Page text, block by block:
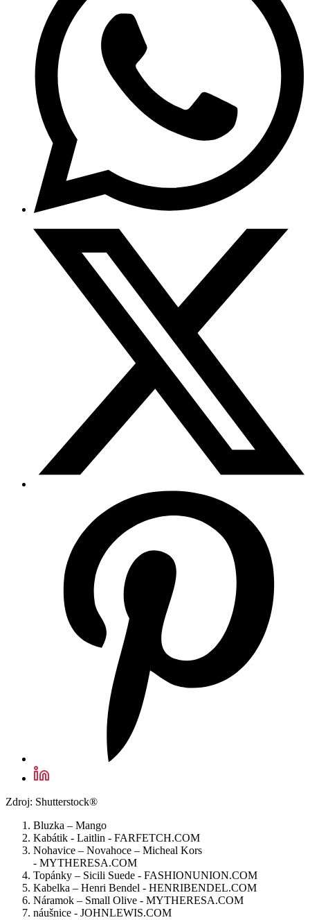
Zdroj: Shutterstock®
Bluzka – Mango
Kabátik - Laitlin - FARFETCH.COM
Nohavice – Novahoce – Micheal Kors
- MYTHERESA.COM
Topánky – Sicili Suede - FASHIONUNION.COM
Kabelka – Henri Bendel - HENRIBENDEL.COM
Náramok – Small Olive - MYTHERESA.COM
náušnice - JOHNLEWIS.COM